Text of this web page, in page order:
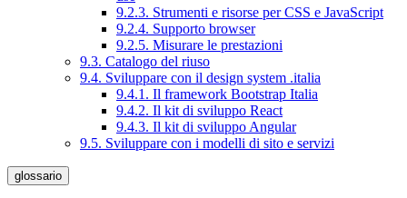
9.2.3. Strumenti e risorse per CSS e JavaScript
9.2.4. Supporto browser
9.2.5. Misurare le prestazioni
9.3. Catalogo del riuso
9.4. Sviluppare con il design system .italia
9.4.1. Il framework Bootstrap Italia
9.4.2. Il kit di sviluppo React
9.4.3. Il kit di sviluppo Angular
9.5. Sviluppare con i modelli di sito e servizi
glossario